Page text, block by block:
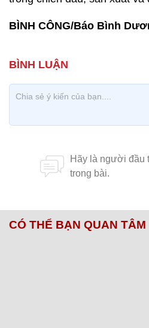
BÌNH CÔNG/Báo Bình
CÓ THỂ BẠN QUAN TÂM